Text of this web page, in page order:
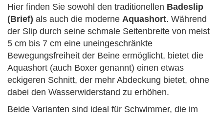
Hier finden Sie sowohl den traditionellen Badeslip
(Brief) als auch die moderne Aquashort. Während
der Slip durch seine schmale Seitenbreite von meist
5 cm bis 7 cm eine uneingeschränkte
Bewegungsfreiheit der Beine ermöglicht, bietet die
Aquashort (auch Boxer genannt) einen etwas
eckigeren Schnitt, der mehr Abdeckung bietet, ohne
dabei den Wasserwiderstand zu erhöhen.
Beide Varianten sind ideal für Schwimmer, die im